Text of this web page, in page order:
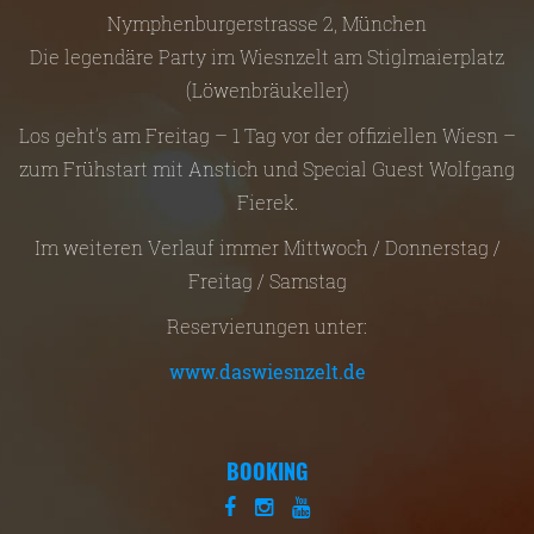
Nymphenburgerstrasse 2, München
Die legendäre Party im Wiesnzelt am Stiglmaierplatz
(Löwenbräukeller)
Los geht’s am Freitag – 1 Tag vor der offiziellen Wiesn –
zum Frühstart mit Anstich und Special Guest Wolfgang
Fierek.
Im weiteren Verlauf immer Mittwoch / Donnerstag /
Freitag / Samstag
Reservierungen unter:
www.daswiesnzelt.de
BOOKING